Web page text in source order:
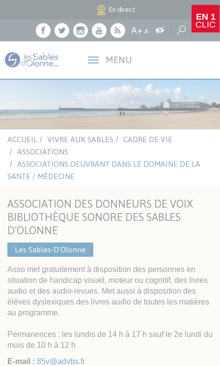
EN 1
CLIC
En direct
Facebook
TwitterInstagram
YoutubeRSSA+Agrandir le texte
A-Réduire le texte
Augmenter les
MENU
ACCUEIL VIVRE AUX SABLES
CADRE DE VIE
ASSOCIATIONS
ASSOCIATIONS OEUVRANT DANS LE DOMAINE DE LA
SANTE / MÉDECINE
ASSOCIATION DES DONNEURS DE VOIX
BIBLIOTHÈQUE SONORE DES SABLES
D'OLONNE
Les Sables-D'Olonne
Asso met gratuitement à disposition des personnes en
situation de handicap visuel, moteur ou cognitif, des livres
audio et des audio-revues. Met aussi à disposition des
élèves dyslexiques des livres audio de toutes les matières
au programme.
Permanences : les lundis de 14 h à 17 h sauf le 2e lundi du
mois de 10 h à 12 h
E-mail : 85v@advbs.fr
Panneau de gestion des cookies